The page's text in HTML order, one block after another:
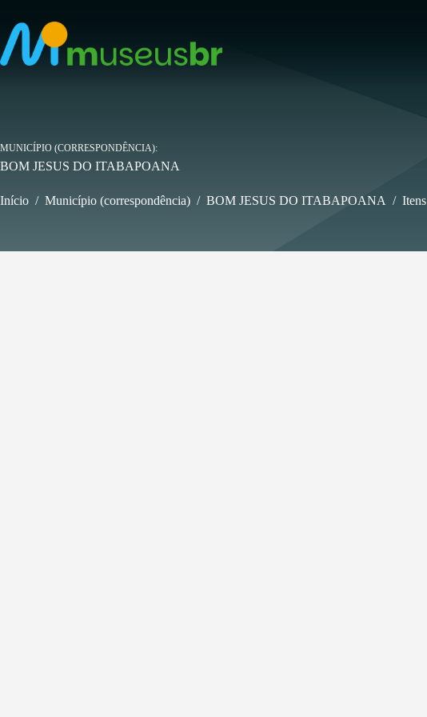
para
conteúdo
MUNICÍPIO (CORRESPONDÊNCIA)
BOM JESUS DO ITABAPOANA
Início / Município (correspondência) / BOM JESUS DO ITABAPOANA / Itens